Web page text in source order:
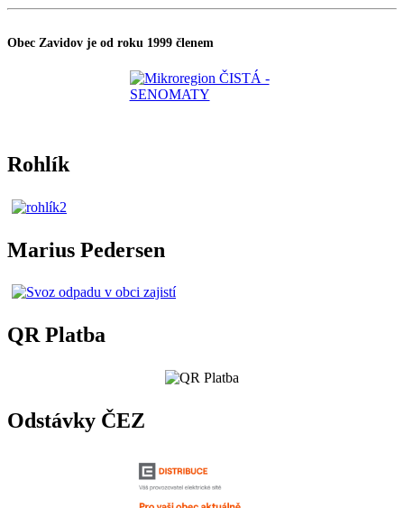
Obec Zavidov je od roku 1999 členem
Rohlík
Marius Pedersen
QR Platba
Odstávky ČEZ